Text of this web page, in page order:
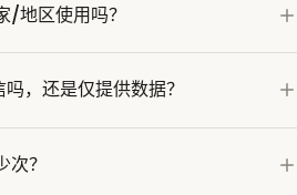
/地区使用吗？
，还是仅提供数据？
？